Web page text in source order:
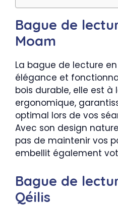
Bague de
Moam
La bague de lecture
élégance et
bois durable, elle est à
ergonomique,
optimal lors de vos
Avec son design
pas de maintenir vos
embellit également
Bague de
Qéilis